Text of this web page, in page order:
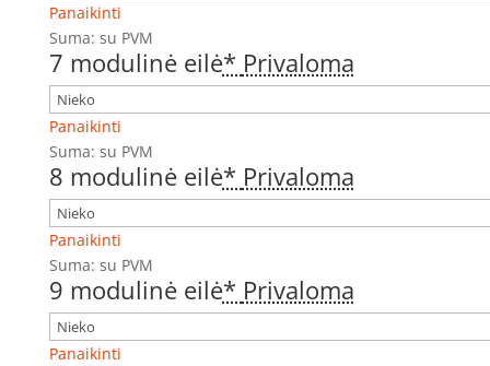
Panaikinti
Suma: su PVM
7 modulinė eilė* Privaloma
Panaikinti
Suma: su PVM
8 modulinė eilė* Privaloma
Panaikinti
Suma: su PVM
9 modulinė eilė* Privaloma
Panaikinti